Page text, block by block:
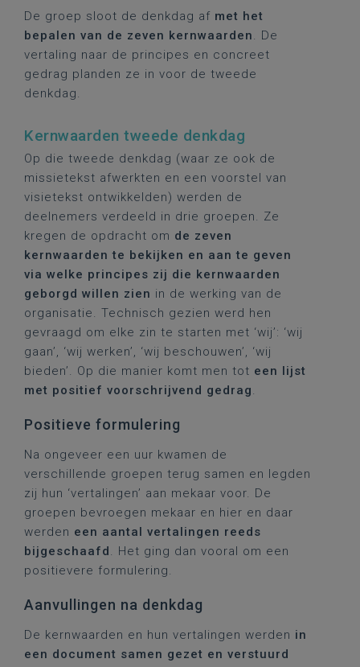
De groep sloot de denkdag af met het
bepalen van de zeven kernwaarden. De
vertaling naar de principes en concreet
gedrag planden ze in voor de tweede
denkdag.
Kernwaarden tweede denkdag
Op die tweede denkdag (waar ze ook de
missietekst afwerkten en een voorstel van
visietekst ontwikkelden) werden de
deelnemers verdeeld in drie groepen. Ze
kregen de opdracht om de zeven
kernwaarden te bekijken en aan te geven
via welke principes zij die kernwaarden
geborgd willen zien in de werking van de
organisatie. Technisch gezien werd hen
gevraagd om elke zin te starten met ‘wij’: ‘wij
gaan’, ‘wij werken’, ‘wij beschouwen’, ‘wij
bieden’. Op die manier komt men tot een lijst
met positief voorschrijvend gedrag.
Positieve formulering
Na ongeveer een uur kwamen de
verschillende groepen terug samen en legden
zij hun ‘vertalingen’ aan mekaar voor. De
groepen bevroegen mekaar en hier en daar
werden een aantal vertalingen reeds
bijgeschaafd. Het ging dan vooral om een
positievere formulering.
Aanvullingen na denkdag
De kernwaarden en hun vertalingen werden in
een document samen gezet en verstuurd